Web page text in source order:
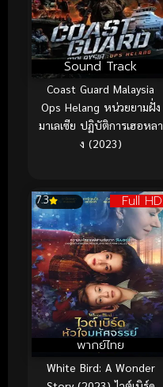
Sound Track
Coast Guard Malaysia
Ops Helang หน่วยยามฝั่ง
มาเลเซีย ปฏิบัติการเฮอหลา
ง (2023)
Full HD
พากย์ไทย
7.3
White Bird: A Wonder